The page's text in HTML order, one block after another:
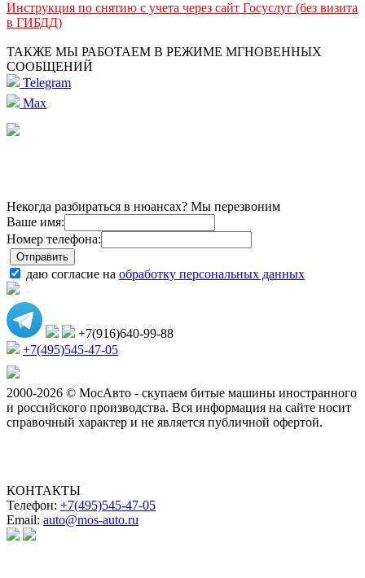
Инструкция по снятию с учета через сайт Госуслуг (без визита
в ГИБДД)
ТАКЖЕ МЫ РАБОТАЕМ В РЕЖИМЕ МГНОВЕННЫХ
СООБЩЕНИЙ
Telegram
Max
Некогда разбираться в нюансах? Мы перезвоним
Ваше имя:
Номер телефона:
даю согласие на обработку персональных данных
+7(916)640-99-88
+7(495)545-47-05
2000-2026 © МосАвто - скупаем битые машины иностранного
и российского производства. Вся информация на сайте носит
справочный характер и не является публичной офертой.
КОНТАКТЫ
Телефон: +7(495)545-47-05
Email: auto@mos-auto.ru